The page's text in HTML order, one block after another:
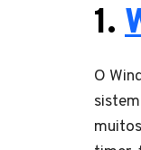
1.
O